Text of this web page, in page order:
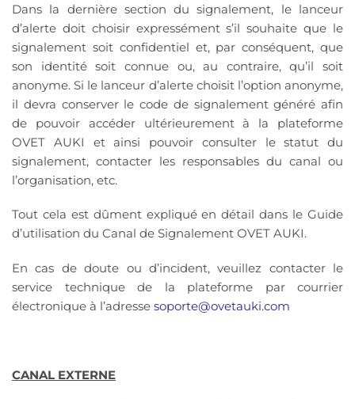
Dans la dernière section du signalement, le lanceur
d’alerte doit choisir expressément s’il souhaite que le
signalement soit confidentiel et, par conséquent, que
son identité soit connue ou, au contraire, qu’il soit
anonyme. Si le lanceur d’alerte choisit l’option anonyme,
il devra conserver le code de signalement généré afin
de pouvoir accéder ultérieurement à la plateforme
OVET AUKI et ainsi pouvoir consulter le statut du
signalement, contacter les responsables du canal ou
l’organisation, etc.
Tout cela est dûment expliqué en détail dans le Guide
d’utilisation du Canal de Signalement OVET AUKI.
En cas de doute ou d’incident, veuillez contacter le
service technique de la plateforme par courrier
électronique à l’adresse soporte@ovetauki.com
CANAL EXTERNE